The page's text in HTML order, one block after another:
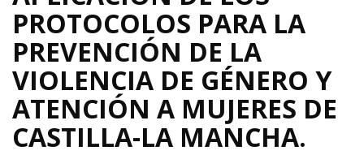
PROTOCOLOS PARA LA
PREVENCIÓN DE LA
VIOLENCIA DE GÉNERO Y
ATENCIÓN A MUJERES DE
CASTILLA-LA MANCHA.